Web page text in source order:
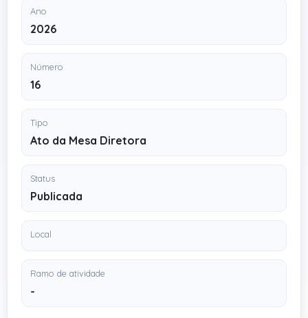
Ano
2026
Número
16
Tipo
Ato da Mesa Diretora
Status
Publicada
Local
Ramo de atividade
-